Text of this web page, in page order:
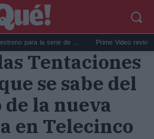
para la serie de ... Prime Video revive a
Tentaciones
se sabe del
la nueva
en Telecinco